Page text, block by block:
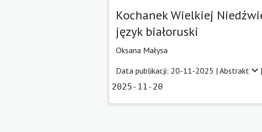
Kochanek Wielkiej
język białoruski
Oksana Małysa
Data publikacji: 20-11-2025 | Abstrakt
2025-11-20